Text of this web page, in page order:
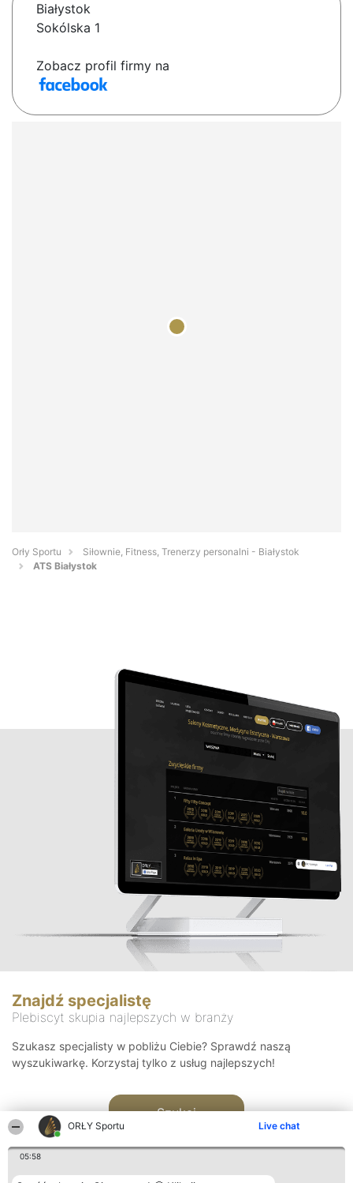
ORŁY Sportu Live chat
05:58
Białystok
Sokólska 1
Zobacz profil firmy na
Orły Sportu
Siłownie, Fitness, Trenerzy personalni - Białystok
ATS Białystok
Znajdź specjalistę
Plebiscyt skupia najlepszych w branży
Szukasz specjalisty w pobliżu Ciebie? Sprawdź naszą
wyszukiwarkę. Korzystaj tylko z usług najlepszych!
Szukaj